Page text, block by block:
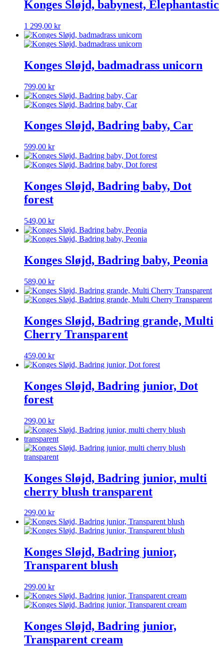
Konges Sløjd, babynest, Elephantastic
1 299,00 kr
Konges Sløjd, badmadrass unicorn
799,00 kr
Konges Sløjd, Badring baby, Car
599,00 kr
Konges Sløjd, Badring baby, Dot
forest
549,00 kr
Konges Sløjd, Badring baby, Peonia
589,00 kr
Konges Sløjd, Badring grande, Multi
Cherry Transparent
459,00 kr
Konges Sløjd, Badring junior, Dot
forest
299,00 kr
Konges Sløjd, Badring junior, multi
cherry blush transparent
299,00 kr
Konges Sløjd, Badring junior,
Transparent blush
299,00 kr
Konges Sløjd, Badring junior,
Transparent cream